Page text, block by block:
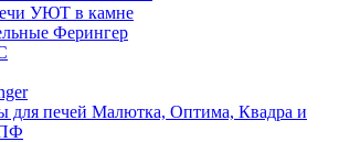
УЮТ в камне
Ферингер
для печей Малютка, Оптима, Квадра и